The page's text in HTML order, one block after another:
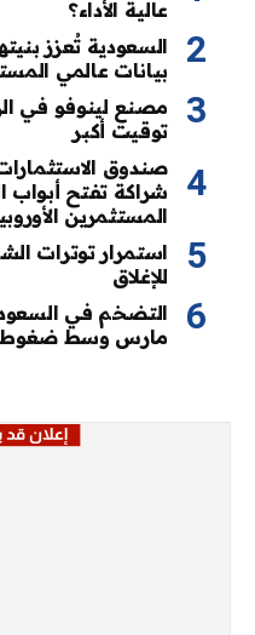
عالية الأداء؟
السعودية تُعزز
بيانات عالمي
مصنع لينوفو في
توقيت أكبر
صندوق
شراكة تفتح أبواب
المستثمرين
استمرار توترات
للإغلاق
التضخم في
مارس وسط ضغوط